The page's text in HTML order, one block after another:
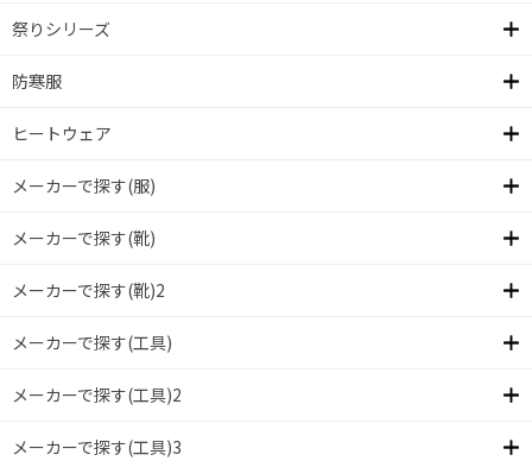
祭りシリーズ
防寒服
ヒートウェア
メーカーで探す(服)
メーカーで探す(靴)
メーカーで探す(靴)2
メーカーで探す(工具)
メーカーで探す(工具)2
メーカーで探す(工具)3